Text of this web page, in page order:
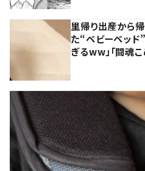
里帰り出産から
た“ベビーベッド
ぎるww」「闘魂